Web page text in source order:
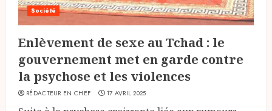
Société
Enlèvement de sexe au Tchad : le
gouvernement met en garde contre
la psychose et les violences
RÉDACTEUR EN CHEF 17 AVRIL 2025